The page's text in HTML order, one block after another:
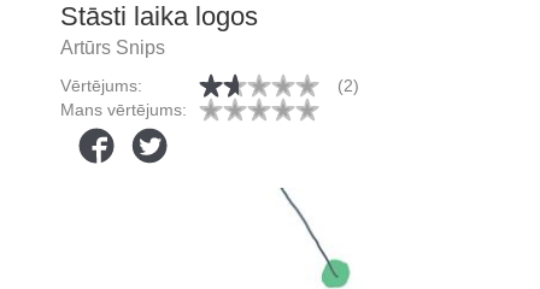
Stāsti laika logos
Artūrs Snips
Vērtējums:
(2)
Mans vērtējums: